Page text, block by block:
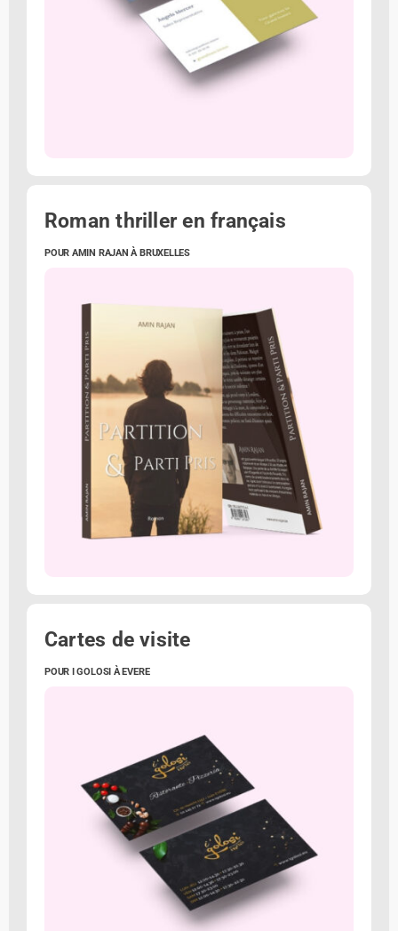
Roman thriller en français
POUR AMIN RAJAN À BRUXELLES
Cartes de visite
POUR I GOLOSI À EVERE